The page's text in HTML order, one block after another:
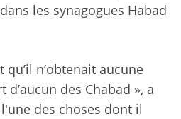
les synagogues Habad
n’obtenait aucune
des Chabad », a
des choses dont il